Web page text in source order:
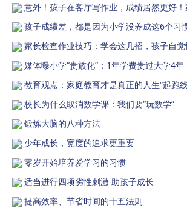
意外！孩子在客厅写作业，成绩居然更好
孩子成绩差，都是因为小学没养成这6个习
家长检查作业技巧：学会这几招，孩子自
媒体曝小学“贵族化”：1年学费贵过大学4年
教育观点：家庭教育才是真正的人生“起跑
校长为什么取消数学课：我们要“玩数学”
锻炼大脑的八种方法
少年成长，宽度的追求更重要
零岁开始培养爱学习的习惯
适当进行四项劣性刺激 助孩子成长
提高效率、节省时间的十五法则